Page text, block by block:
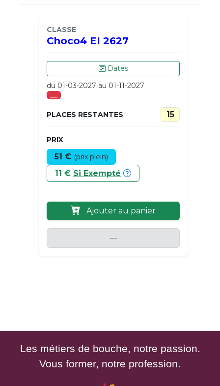
CLASSE
Choco4 EI 2627
Dates
du 01-03-2027 au 01-11-2027
___
PLACES RESTANTES 15
PRIX
51 € (prix plein)
11 € Si Exempté
Ajouter au panier
---
Les métiers de bouche, notre passion.
Vous former, notre profession.